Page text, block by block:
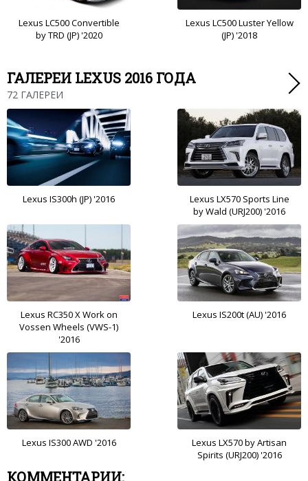
Lexus LC500 Convertible
by TRD (JP) '2020
Lexus LC500 Luster Yellow
(JP) '2018
ГАЛЕРЕИ LEXUS 2016 ГОДА
72 ГАЛЕРЕИ
Lexus IS300h (JP) '2016
Lexus LX570 Sports Line
by Wald (URJ200) '2016
Lexus RC350 X Work on
Vossen Wheels (VWS-1)
'2016
Lexus IS200t (AU) '2016
Lexus IS300 AWD '2016
Lexus LX570 by Artisan
Spirits (URJ200) '2016
КОММЕНТАРИИ: